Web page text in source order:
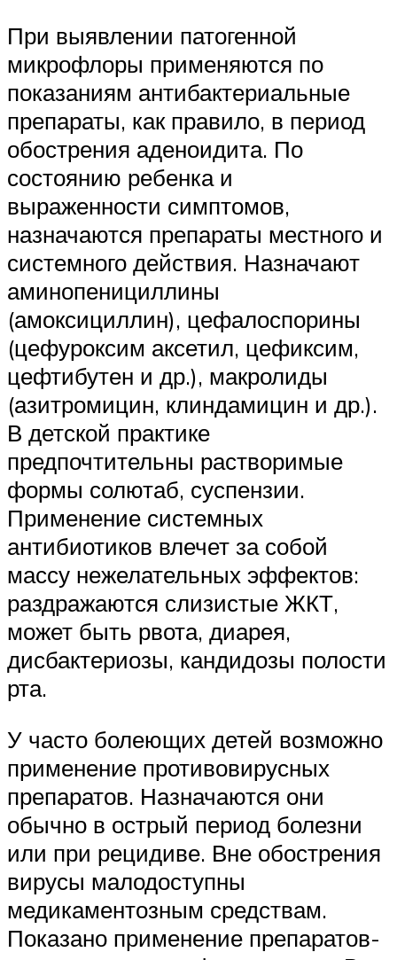
При выявлении патогенной
микрофлоры применяются по
показаниям антибактериальные
препараты, как правило, в период
обострения аденоидита. По
состоянию ребенка и
выраженности симптомов,
назначаются препараты местного и
системного действия. Назначают
аминопенициллины
(амоксициллин), цефалоспорины
(цефуроксим аксетил, цефиксим,
цефтибутен и др.), макролиды
(азитромицин, клиндамицин и др.).
В детской практике
предпочтительны растворимые
формы солютаб, суспензии.
Применение системных
антибиотиков влечет за собой
массу нежелательных эффектов:
раздражаются слизистые ЖКТ,
может быть рвота, диарея,
дисбактериозы, кандидозы полости
рта.
У часто болеющих детей возможно
применение противовирусных
препаратов. Назначаются они
обычно в острый период болезни
или при рецидиве. Вне обострения
вирусы малодоступны
медикаментозным средствам.
Показано применение препаратов-